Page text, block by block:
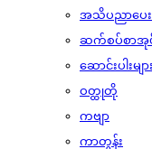
အသိပညာပေး
ဆက်စပ်စာအုပ်
ဆောင်းပါးများ
ဝတ္ထုတို
ကဗျာ
ကာတွန်း